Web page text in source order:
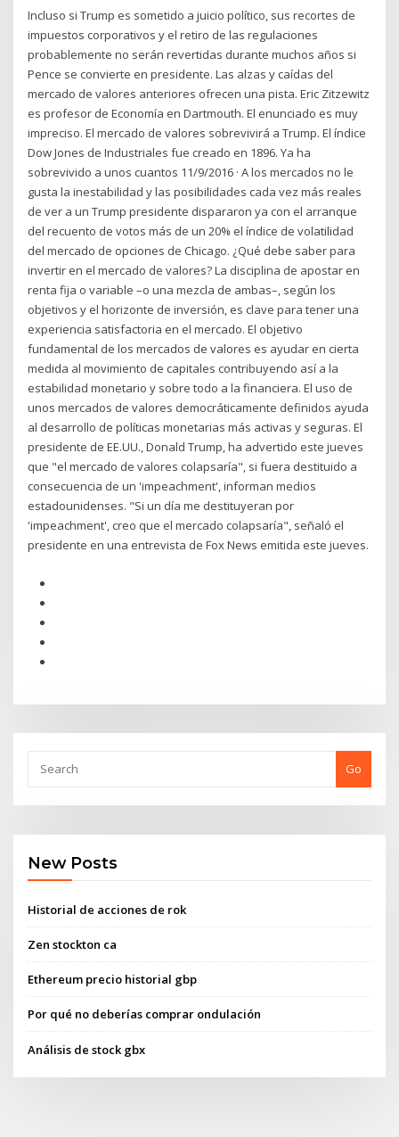
Incluso si Trump es sometido a juicio político, sus recortes de
impuestos corporativos y el retiro de las regulaciones
probablemente no serán revertidas durante muchos años si
Pence se convierte en presidente. Las alzas y caídas del
mercado de valores anteriores ofrecen una pista. Eric Zitzewitz
es profesor de Economía en Dartmouth. El enunciado es muy
impreciso. El mercado de valores sobrevivirá a Trump. El índice
Dow Jones de Industriales fue creado en 1896. Ya ha
sobrevivido a unos cuantos 11/9/2016 · A los mercados no le
gusta la inestabilidad y las posibilidades cada vez más reales
de ver a un Trump presidente dispararon ya con el arranque
del recuento de votos más de un 20% el índice de volatilidad
del mercado de opciones de Chicago. ¿Qué debe saber para
invertir en el mercado de valores? La disciplina de apostar en
renta fija o variable –o una mezcla de ambas–, según los
objetivos y el horizonte de inversión, es clave para tener una
experiencia satisfactoria en el mercado. El objetivo
fundamental de los mercados de valores es ayudar en cierta
medida al movimiento de capitales contribuyendo así a la
estabilidad monetario y sobre todo a la financiera. El uso de
unos mercados de valores democráticamente definidos ayuda
al desarrollo de políticas monetarias más activas y seguras. El
presidente de EE.UU., Donald Trump, ha advertido este jueves
que "el mercado de valores colapsaría", si fuera destituido a
consecuencia de un 'impeachment', informan medios
estadounidenses. "Si un día me destituyeran por
'impeachment', creo que el mercado colapsaría", señaló el
presidente en una entrevista de Fox News emitida este jueves.
Go
New Posts
Historial de acciones de rok
Zen stockton ca
Ethereum precio historial gbp
Por qué no deberías comprar ondulación
Análisis de stock gbx